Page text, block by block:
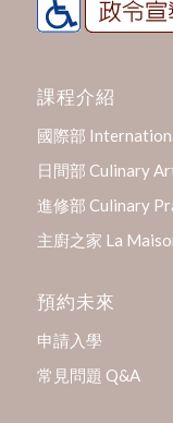
課程介紹
國際部
日間部 Culinary
進修部 Culinary
主廚之家 La
預約未來
申請入學
常見問題 Q&A